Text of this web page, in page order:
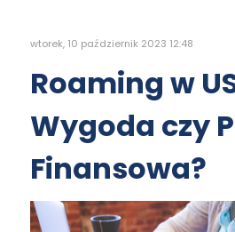
wtorek, 10 październik 2023 12:48
Roaming w
Wygoda czy
Finansowa?